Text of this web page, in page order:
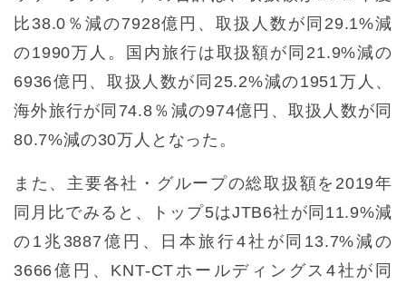
比38.0％減の7928億円、取扱人数が同29.1%減
の1990万人。国内旅行は取扱額が同21.9%減の
6936億円、取扱人数が同25.2%減の1951万人、
海外旅行が同74.8％減の974億円、取扱人数が同
80.7%減の30万人となった。
また、主要各社・グループの総取扱額を2019年
同月比でみると、トップ5はJTB6社が同11.9%減
の1兆3887億円、日本旅行4社が同13.7%減の
3666億円、KNT-CTホールディングス4社が同